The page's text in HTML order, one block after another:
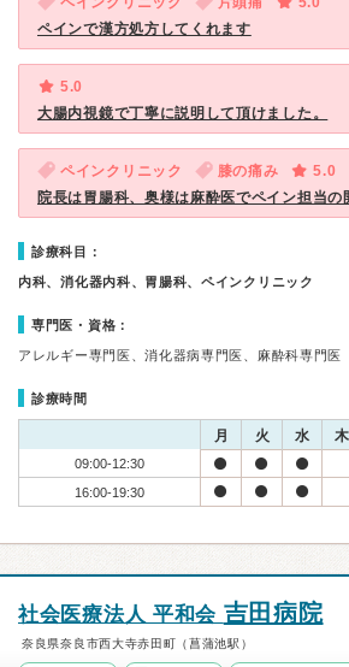
ペインで漢方処方してくれます
5.0
大腸内視鏡で丁寧に説明して頂けました。
ペインクリニック 膝の痛み
5.0
院長は胃腸科、奥様は麻酔医でペイン担当の
診療科目：
内科、消化器内科、胃腸科、ペインクリニック
専門医・資格：
アレルギー専門医、消化器病専門医、麻酔科専門医
診療時間
月 火 水 木
09:00-12:30
16:00-19:30
社会医療法人 平和会 吉田病院
奈良県奈良市西大寺赤田町（菖蒲池駅）